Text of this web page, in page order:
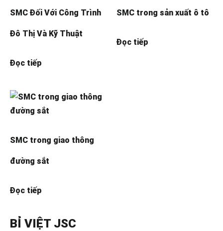
SMC Đối Với Công Trình
Đô Thị Và Kỹ Thuật
Đọc tiếp
SMC trong sản xuất ô tô
Đọc tiếp
SMC trong giao thông
đường sắt
Đọc tiếp
BỈ VIỆT JSC